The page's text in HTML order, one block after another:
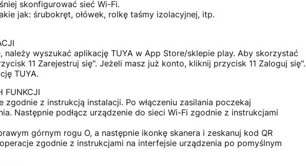
skonfigurować sieć Wi-Fi.
jak: śrubokręt, ołówek, rolkę taśmy izolacyjnej, itp.
wyszukać aplikację TUYA w App Store/sklepie play. Aby skorzystać
11 Zarejestruj się". Jeżeli masz już konto, kliknij przycisk 11 Zaloguj się".
TUYA.
FUNKCJI
zgodnie z instrukcją instalacji. Po włączeniu zasilania poczekaj
Następnie podłącz urządzenie do sieci Wi-Fi zgodnie z instrukcjami
górnym rogu O, a następnie ikonkę skanera i zeskanuj kod QR
zgodnie z instrukcjami na interfejsie urządzenia po pomyślnym